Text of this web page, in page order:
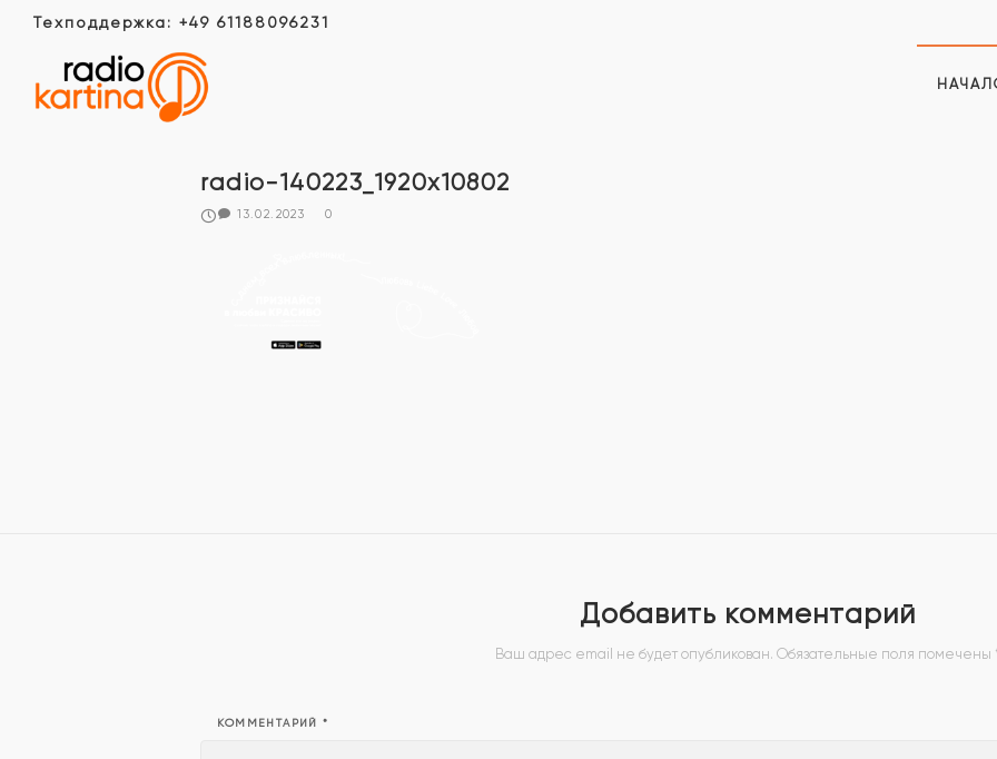
Техподдержка: +49 61188096231
radio-140223_1920x10802
13.02.2023 0
Добавить комментарий
Ваш адрес email не будет опубликован. Обязательные поля помечены
КОММЕНТАРИЙ*